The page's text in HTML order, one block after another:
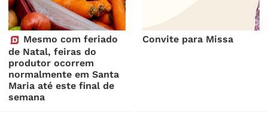
Mesmo com feriado
de Natal, feiras do
produtor ocorrem
normalmente em Santa
Maria até este final de
semana
Convite para Missa